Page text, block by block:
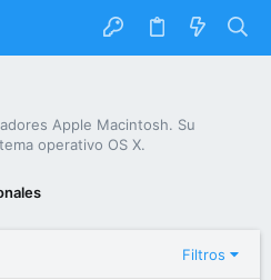
Apple Macintosh. Su
operativo OS X.
Filtros